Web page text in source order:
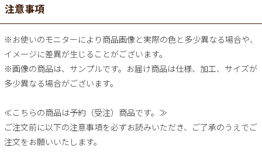
注意事項
※お使いのモニターにより商品画像と実際の色と多少異なる場合や、
イメージに差異が生じることがございます。
※画像の商品は、サンプルです。お届け商品は仕様、加工、サイズが
多少異なる場合がございます。
≪こちらの商品は予約（受注）商品です。≫
ご注文前に以下の注意事項を必ずお読みいただき、ご了承のうえでご
注文をお願いいたします。